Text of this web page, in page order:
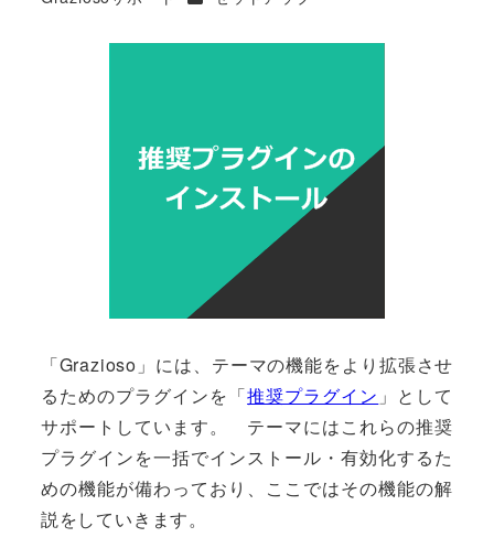
著
「Grazioso」には、テーマの機能をより拡張させ
るためのプラグインを「推奨プラグイン 」として
サポートしています。 テーマにはこれらの推奨
プラグインを一括でインストール・有効化するた
めの機能が備わっており、ここではその機能の解
説をしていきます。